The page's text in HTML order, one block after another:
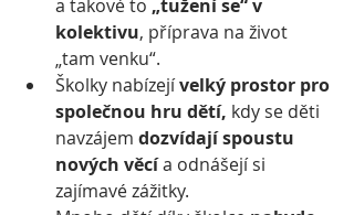
a takové to „tužení se“ v
kolektivu, příprava na život
„tam venku“.
Školky nabízejí velký prostor pro
společnou hru dětí, kdy se děti
navzájem dozvídají spoustu
nových věcí a odnášejí si
zajímavé zážitky.